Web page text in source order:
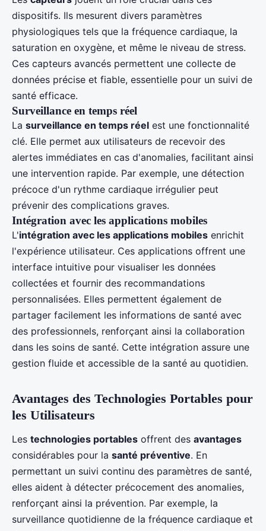
dispositifs. Ils mesurent divers paramètres
physiologiques tels que la fréquence cardiaque, la
saturation en oxygène, et même le niveau de stress.
Ces capteurs avancés permettent une collecte de
données précise et fiable, essentielle pour un suivi de
santé efficace.
Surveillance en temps réel
La surveillance en temps réel est une fonctionnalité
clé. Elle permet aux utilisateurs de recevoir des
alertes immédiates en cas d'anomalies, facilitant ainsi
une intervention rapide. Par exemple, une détection
précoce d'un rythme cardiaque irrégulier peut
prévenir des complications graves.
Intégration avec les applications mobiles
L'intégration avec les applications mobiles enrichit
l'expérience utilisateur. Ces applications offrent une
interface intuitive pour visualiser les données
collectées et fournir des recommandations
personnalisées. Elles permettent également de
partager facilement les informations de santé avec
des professionnels, renforçant ainsi la collaboration
dans les soins de santé. Cette intégration assure une
gestion fluide et accessible de la santé au quotidien.
Avantages des Technologies Portables pour
les Utilisateurs
Les technologies portables offrent des avantages
considérables pour la santé préventive. En
permettant un suivi continu des paramètres de santé,
elles aident à détecter précocement des anomalies,
renforçant ainsi la prévention. Par exemple, la
surveillance quotidienne de la fréquence cardiaque et